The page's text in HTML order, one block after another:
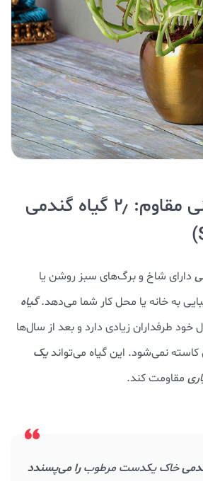
گیاهان آپارتمانی مقاوم: ۲٫ گیاه گندمی
دارای شاخ و برگ‌های سبز روشن یا
به خانه یا محل کار شما می‌دهد.گیاه
خود طرفداران زیادی دارد و بعد از سال‌ها
کاسته نمی‌شود. این گیاه می‌تواندیک
مقاومت کند.
خاک یکدست مرطوبرا می‌پسندد